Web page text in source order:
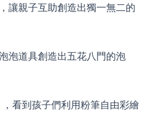
讓親子互助創造出獨一無二的
泡道具創造出五花八門的泡
看到孩子們利用粉筆自由彩繪